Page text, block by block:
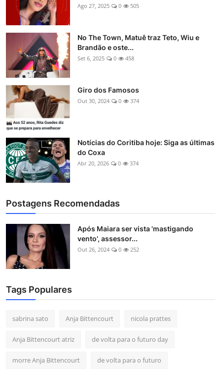
Ago 27, 2025 0 505
No The Town, Matuê traz Teto, Wiu e
Brandão e oste...
Set 6, 2025 0 458
Giro dos Famosos
Out 30, 2024 0 374
Notícias do Coritiba hoje: Siga as últimas
do Coxa
Abr 20, 2026 0 374
Postagens Recomendadas
Após Maiara ser vista 'mastigando
vento', assessor...
Out 26, 2024 0 252
Tags Populares
sabrina sato Anja Bittencourt nicola prattes
Anja Bittencourt atriz de volta para o futuro day
morre Anja Bittencourt de volta para o futuro